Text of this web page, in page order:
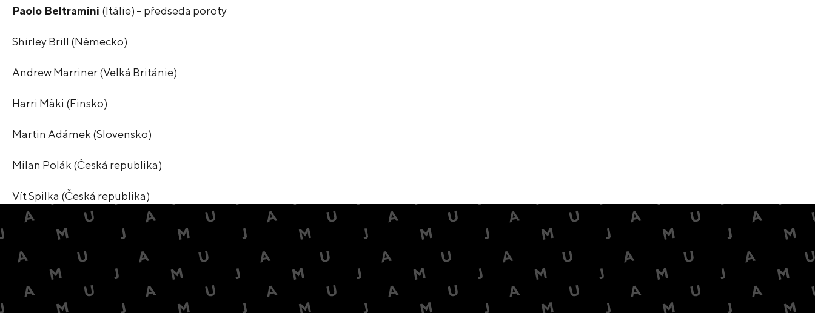
Paolo Beltramini (Itálie) – předseda poroty
Shirley Brill (Německo)
Andrew Marriner (Velká Británie)
Harri Mäki (Finsko)
Martin Adámek (Slovensko)
Milan Polák (Česká republika)
Vít Spilka (Česká republika)